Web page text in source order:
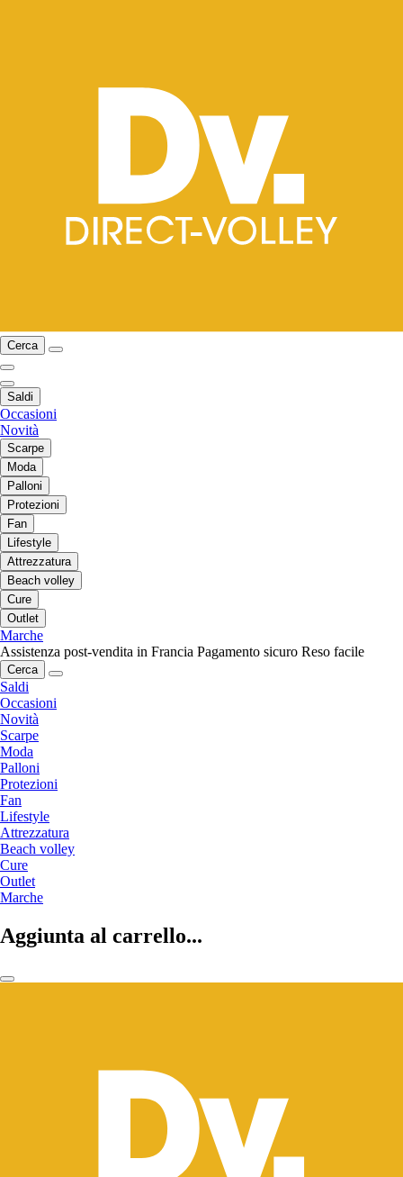
Cerca
Saldi
Occasioni
Novità
Scarpe
Moda
Palloni
Protezioni
Fan
Lifestyle
Attrezzatura
Beach volley
Cure
Outlet
Marche
Assistenza post-vendita in Francia Pagamento sicuro Reso facile
Cerca
Saldi
Occasioni
Novità
Scarpe
Moda
Palloni
Protezioni
Fan
Lifestyle
Attrezzatura
Beach volley
Cure
Outlet
Marche
Aggiunta al carrello...